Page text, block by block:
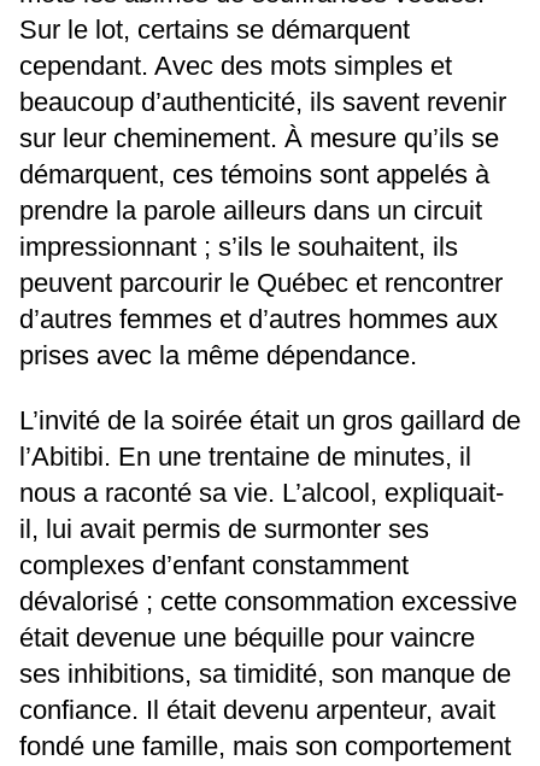
Sur le lot, certains se démarquent
cependant. Avec des mots simples et
beaucoup d’authenticité, ils savent revenir
sur leur cheminement. À mesure qu’ils se
démarquent, ces témoins sont appelés à
prendre la parole ailleurs dans un circuit
impressionnant ; s’ils le souhaitent, ils
peuvent parcourir le Québec et rencontrer
d’autres femmes et d’autres hommes aux
prises avec la même dépendance.
L’invité de la soirée était un gros gaillard de
l’Abitibi. En une trentaine de minutes, il
nous a raconté sa vie. L’alcool, expliquait-
il, lui avait permis de surmonter ses
complexes d’enfant constamment
dévalorisé ; cette consommation excessive
était devenue une béquille pour vaincre
ses inhibitions, sa timidité, son manque de
confiance. Il était devenu arpenteur, avait
fondé une famille, mais son comportement